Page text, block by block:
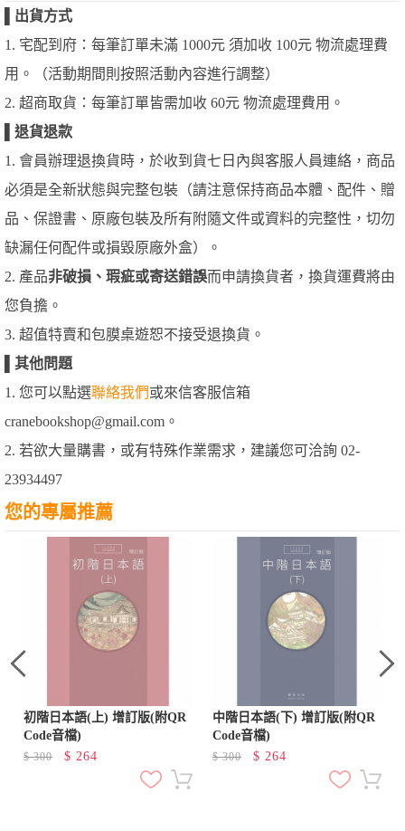
出貨方式
1. 宅配到府：每筆訂單未滿 1000元 須加收 100元 物流處理費
用。（活動期間則按照活動內容進行調整）
2. 超商取貨：每筆訂單皆需加收 60元 物流處理費用。
退貨退款
1. 會員辦理退換貨時，於收到貨七日內與客服人員連絡，商品
必須是全新狀態與完整包裝（請注意保持商品本體、配件、贈
品、保證書、原廠包裝及所有附隨文件或資料的完整性，切勿
缺漏任何配件或損毀原廠外盒）。
2. 產品非破損、瑕疵或寄送錯誤而申請換貨者，換貨運費將由
您負擔。
3. 超值特賣和包膜桌遊恕不接受退換貨。
其他問題
1. 您可以點選聯絡我們或來信客服信箱
cranebookshop@gmail.com。
2. 若欲大量購書，或有特殊作業需求，建議您可洽詢 02-
23934497
您的專屬推薦
初階日本語(上) 增訂版(附QR
Code音檔)
$300 $ 264
中階日本語(下) 增訂版(附QR
Code音檔)
$300 $ 264